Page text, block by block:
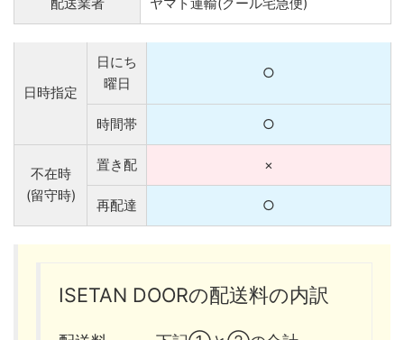
日時指定
日にち
曜日
○
時間帯 ○
不在時
(留守時)
置き配 ×
再配達 ○
ISETAN DOORの配送料の内訳